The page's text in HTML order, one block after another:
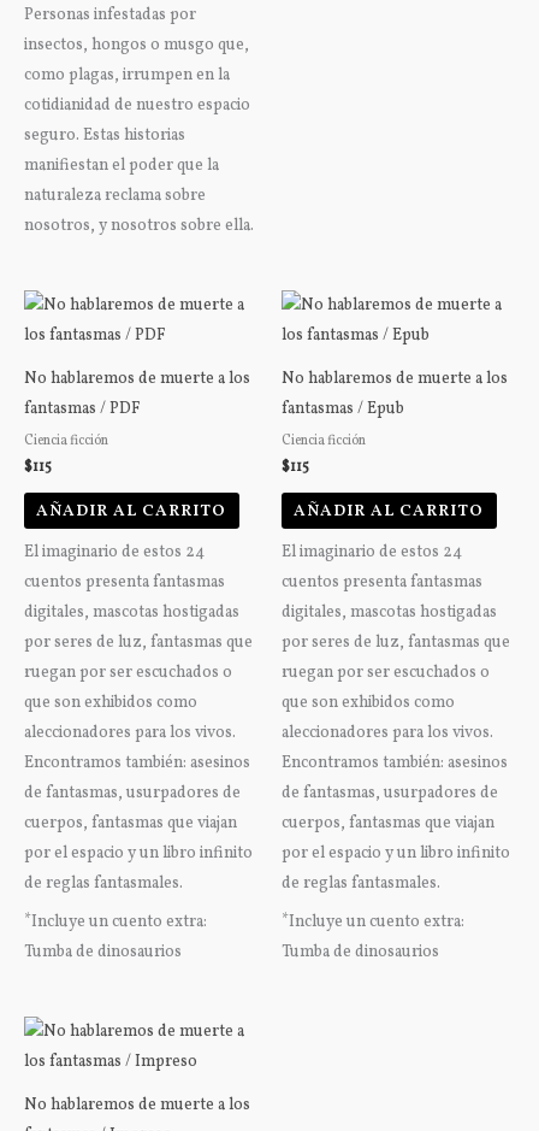
Personas infestadas por
insectos, hongos o musgo que,
como plagas, irrumpen en la
cotidianidad de nuestro espacio
seguro. Estas historias
manifiestan el poder que la
naturaleza reclama sobre
nosotros, y nosotros sobre ella.
No hablaremos de muerte a los
fantasmas / PDF
Ciencia ficción
$115
AÑADIR AL CARRITO
El imaginario de estos 24
cuentos presenta fantasmas
digitales, mascotas hostigadas
por seres de luz, fantasmas que
ruegan por ser escuchados o
que son exhibidos como
aleccionadores para los vivos.
Encontramos también: asesinos
de fantasmas, usurpadores de
cuerpos, fantasmas que viajan
por el espacio y un libro infinito
de reglas fantasmales.
*Incluye un cuento extra:
Tumba de dinosaurios
No hablaremos de muerte a los
fantasmas / Epub
Ciencia ficción
$115
AÑADIR AL CARRITO
El imaginario de estos 24
cuentos presenta fantasmas
digitales, mascotas hostigadas
por seres de luz, fantasmas que
ruegan por ser escuchados o
que son exhibidos como
aleccionadores para los vivos.
Encontramos también: asesinos
de fantasmas, usurpadores de
cuerpos, fantasmas que viajan
por el espacio y un libro infinito
de reglas fantasmales.
*Incluye un cuento extra:
Tumba de dinosaurios
No hablaremos de muerte a los